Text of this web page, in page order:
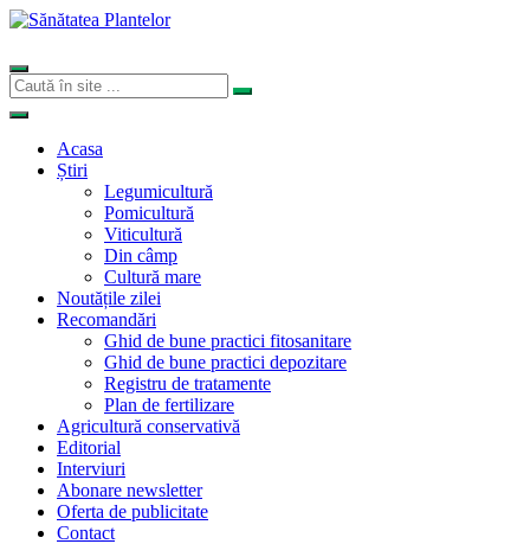
Acasa
Știri
Legumicultură
Pomicultură
Viticultură
Din câmp
Cultură mare
Noutățile zilei
Recomandări
Ghid de bune practici fitosanitare
Ghid de bune practici depozitare
Registru de tratamente
Plan de fertilizare
Agricultură conservativă
Editorial
Interviuri
Abonare newsletter
Oferta de publicitate
Contact